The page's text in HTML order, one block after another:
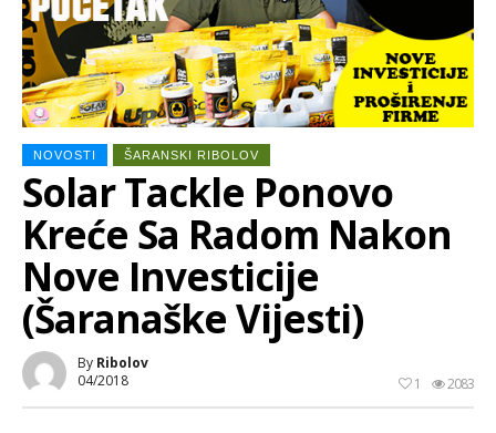
NOVOSTI ŠARANSKI RIBOLOV
Solar Tackle Ponovo
Kreće Sa Radom Nakon
Nove Investicije
(Šaranaške Vijesti)
By Ribolov
04/2018
2083
1